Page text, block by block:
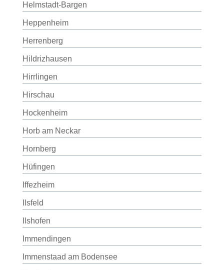
Helmstadt-Bargen
Heppenheim
Herrenberg
Hildrizhausen
Hirrlingen
Hirschau
Hockenheim
Horb am Neckar
Hornberg
Hüfingen
Iffezheim
Ilsfeld
Ilshofen
Immendingen
Immenstaad am Bodensee